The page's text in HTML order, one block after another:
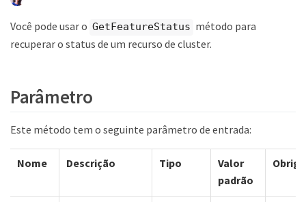
Você pode usar o GetFeatureStatus método para
recuperar o status de um recurso de cluster.
Parâmetro
Este método tem o seguinte parâmetro de entrada:
Nome Descrição Tipo
Valor
padrão